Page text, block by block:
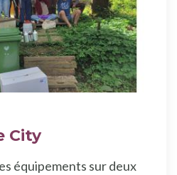
City
équipements sur deux